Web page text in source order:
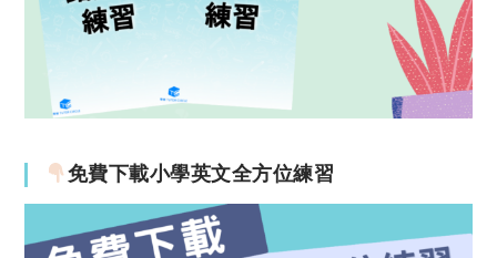
免費下載小學英文全方位練習